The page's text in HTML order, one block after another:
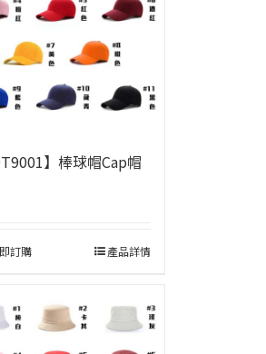
】棒球帽Cap帽
訂購 產品詳情